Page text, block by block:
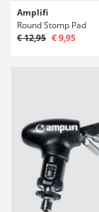
Amplifi
Round Stomp Pad
€ 12,95 € 9,95